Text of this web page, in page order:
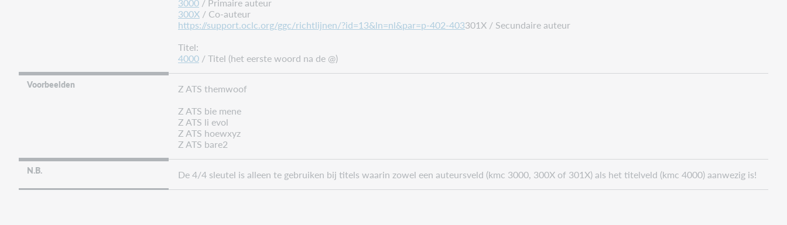
300X / Co-auteur
https://support.oclc.org/ggc/richtlijnen/?id=13&ln=nl&par=p-402-403301X / Secundaire auteur
Titel:
4000 / Titel (het eerste woord na de @)
Voorbeelden
Z ATS themwoof
Z ATS bie mene
Z ATS li evol
Z ATS hoewxyz
Z ATS bare2
N.B. De 4/4 sleutel is alleen te gebruiken bij titels waarin zowel een auteursveld (kmc 3000, 300X of 301X) als het titelveld (kmc 4000) aanwezig is!